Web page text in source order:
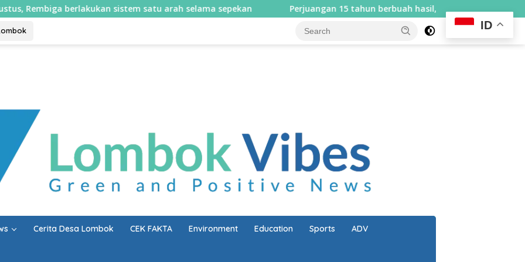
berlakukan sistem satu arah selama sepekan Perjuangan 15 tahun berbuah hasil, Bupati Lombok Utara serahkan
Cerita Desa Lombok CEK FAKTA Environment Education Sports ADV
ID